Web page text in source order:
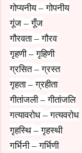
गोप्यनीय–गोपनीय
गूंज –गूँज
गौरवता–गौरव
गृहणी–गृहिणी
ग्रसित–ग्रस्त
गृहता–ग्रहीता
गीतांजली–गीतांजलि
गत्यावरोध –गत्यवरोध
गृहस्थि –गृहस्थी
गर्भिनी–गर्भिणी